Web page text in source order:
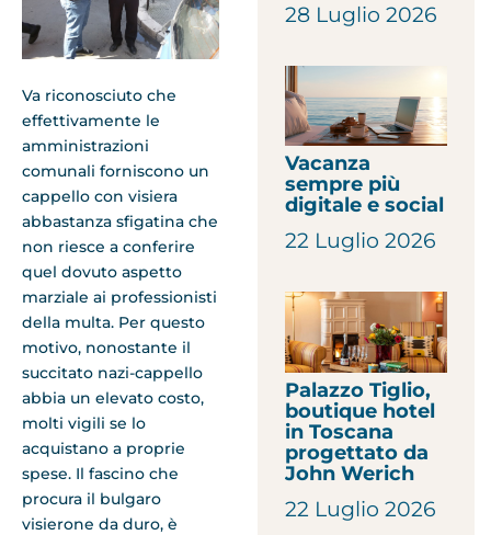
Va riconosciuto che
effettivamente le
amministrazioni
comunali forniscono un
cappello con visiera
abbastanza sfigatina che
non riesce a conferire
quel dovuto aspetto
marziale ai professionisti
della multa. Per questo
motivo, nonostante il
succitato nazi-cappello
abbia un elevato costo,
molti vigili se lo
acquistano a proprie
spese. Il fascino che
procura il bulgaro
visierone da duro, è
28 Luglio 2026
Vacanza
sempre più
digitale e social
22 Luglio 2026
Palazzo Tiglio,
boutique hotel
in Toscana
progettato da
John Werich
22 Luglio 2026